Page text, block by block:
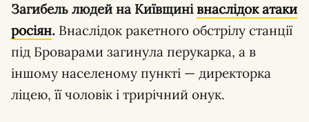
Загибель людей на Київщинівнаслідок атаки
росіян. Внаслідок ракетного обстрілу станції
під Броварами загинула перукарка, а в
іншому населеному пункті — директорка
ліцею, її чоловік і трирічний онук.